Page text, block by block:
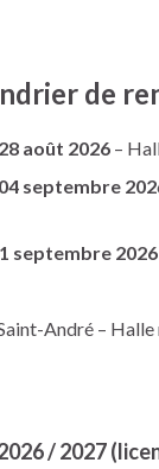
de
août 2026 –
septembre 202
septembre 2026
André –
/ 2027